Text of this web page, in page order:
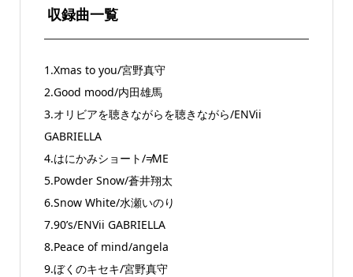
収録曲一覧
1.Xmas to you/宮野真守
2.Good mood/内田雄馬
3.オリビアを聴きながらを聴きながら/ENVii
GABRIELLA
4.はにかみショート/≠ME
5.Powder Snow/蒼井翔太
6.Snow White/水瀬いのり
7.90’s/ENVii GABRIELLA
8.Peace of mind/angela
9.ぼくのキセキ/宮野真守